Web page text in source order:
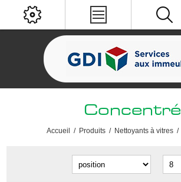
Concentré
Accueil / Produits / Nettoyants à vitres /